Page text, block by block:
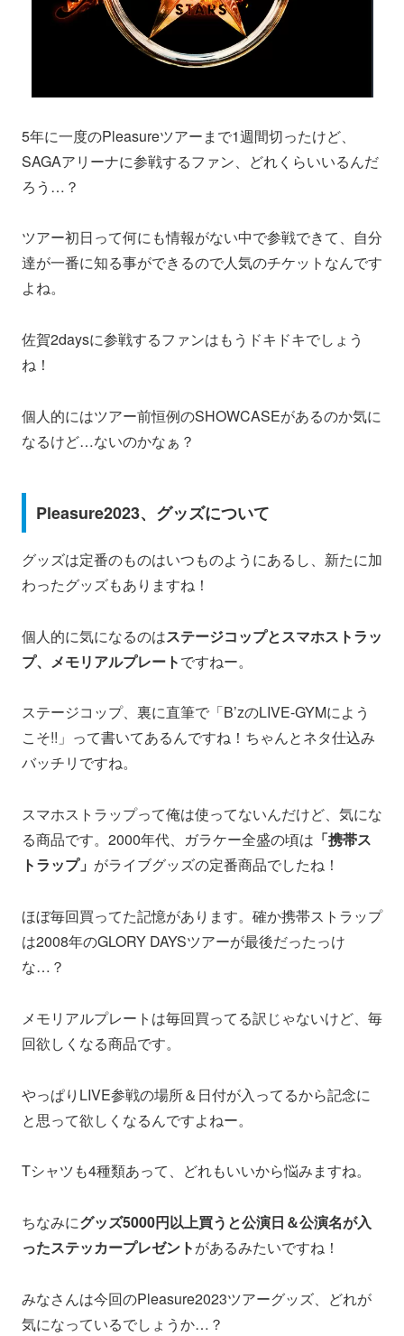
5年に一度のPleasureツアーまで1週間切ったけど、
SAGAアリーナに参戦するファン、どれくらいいるんだ
ろう…？
ツアー初日って何にも情報がない中で参戦できて、自分
達が一番に知る事ができるので人気のチケットなんです
よね。
佐賀2daysに参戦するファンはもうドキドキでしょう
ね！
個人的にはツアー前恒例のSHOWCASEがあるのか気に
なるけど…ないのかなぁ？
Pleasure2023、グッズについて
グッズは定番のものはいつものようにあるし、新たに加
わったグッズもありますね！
個人的に気になるのはステージコップとスマホストラッ
プ、メモリアルプレートですねー。
ステージコップ、裏に直筆で「B’zのLIVE-GYMによう
こそ!!」って書いてあるんですね！ちゃんとネタ仕込み
バッチリですね。
スマホストラップって俺は使ってないんだけど、気にな
る商品です。2000年代、ガラケー全盛の頃は 「携帯ス
トラップ」 がライブグッズの定番商品でしたね！
ほぼ毎回買ってた記憶があります。確か携帯ストラップ
は2008年のGLORY DAYSツアーが最後だったっけ
な…？
メモリアルプレートは毎回買ってる訳じゃないけど、毎
回欲しくなる商品です。
やっぱりLIVE参戦の場所＆日付が入ってるから記念に
と思って欲しくなるんですよねー。
Tシャツも4種類あって、どれもいいから悩みますね。
ちなみにグッズ5000円以上買うと公演日＆公演名が入
ったステッカープレゼントがあるみたいですね！
みなさんは今回のPleasure2023ツアーグッズ、どれが
気になっているでしょうか…？